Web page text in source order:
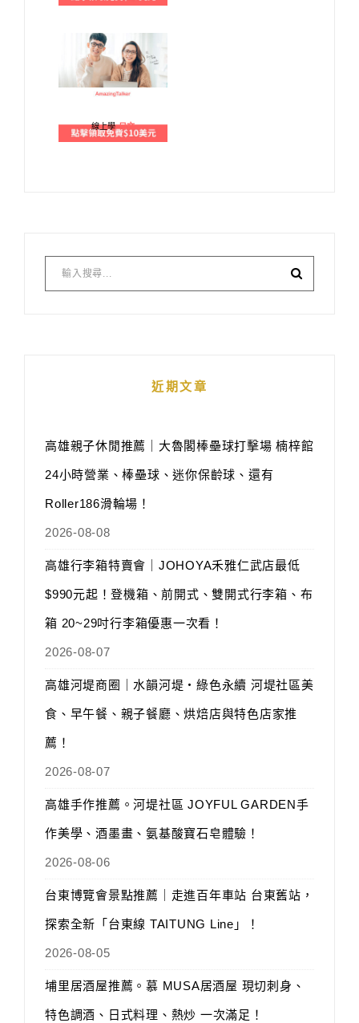
線上學日文
近期文章
高雄親子休閒推薦｜大魯閣棒壘球打擊場 楠梓館
24小時營業、棒壘球、迷你保齡球、還有
Roller186滑輪場！
2026-08-08
高雄行李箱特賣會｜JOHOYA禾雅仁武店最低
$990元起！登機箱、前開式、雙開式行李箱、布
箱 20~29吋行李箱優惠一次看！
2026-08-07
高雄河堤商圈｜水韻河堤‧綠色永續 河堤社區美
食、早午餐、親子餐廳、烘焙店與特色店家推
薦！
2026-08-07
高雄手作推薦。河堤社區 JOYFUL GARDEN手
作美學、酒墨畫、氨基酸寶石皂體驗！
2026-08-06
台東博覽會景點推薦｜走進百年車站 台東舊站，
探索全新「台東線 TAITUNG Line」！
2026-08-05
埔里居酒屋推薦。慕 MUSA居酒屋 現切刺身、
特色調酒、日式料理、熱炒 一次滿足！